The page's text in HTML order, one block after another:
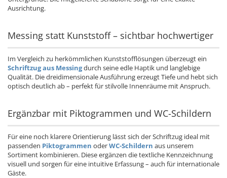
Ausrichtung.
Messing statt Kunststoff – sichtbar hochwertiger
Im Vergleich zu herkömmlichen Kunststofflösungen überzeugt ein
Schriftzug aus Messingdurch seine edle Haptik und langlebige
Qualität. Die dreidimensionale Ausführung erzeugt Tiefe und hebt sich
optisch deutlich ab – perfekt für stilvolle Innenräume mit Anspruch.
Ergänzbar mit Piktogrammen und WC-Schildern
Für eine noch klarere Orientierung lässt sich der Schriftzug ideal mit
passenden Piktogrammen oderWC-Schildern aus unserem
Sortiment kombinieren. Diese ergänzen die textliche Kennzeichnung
visuell und sorgen für eine intuitive Erfassung – auch für internationale
Gäste.